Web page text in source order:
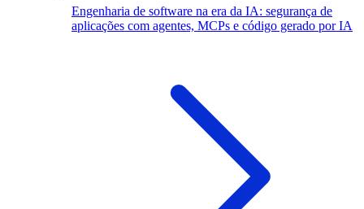
Engenharia de software na era da IA: segurança de
aplicações com agentes, MCPs e código gerado por IA